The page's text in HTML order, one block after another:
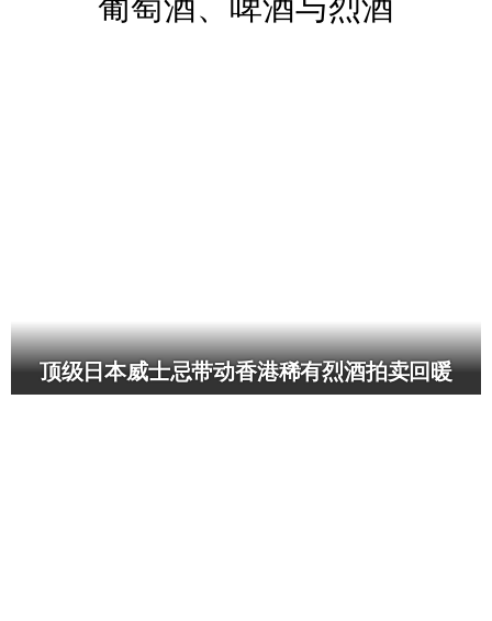
顶级日本威士忌带动香港稀有烈酒拍卖回暖